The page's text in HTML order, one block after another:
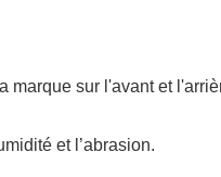
marque sur l'avant et
et l’abrasion.